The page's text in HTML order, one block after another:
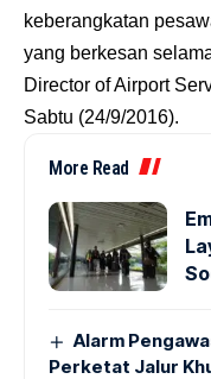
keberangkatan
yang berkesan
Director of Airport
Sabtu (24/9/2016).
More Read
Alarm
Perketat Jalur